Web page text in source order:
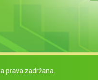
prava zadržana.